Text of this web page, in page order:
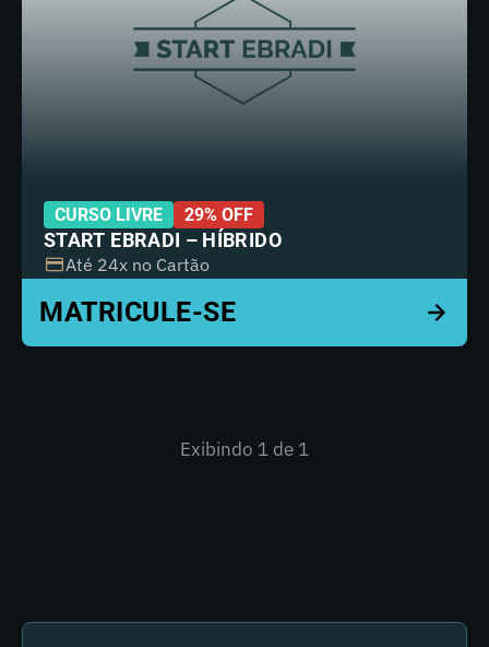
CURSO LIVRE 29% OFF
START EBRADI – HÍBRIDO
Até 24x no Cartão
Exibindo 1 de 1